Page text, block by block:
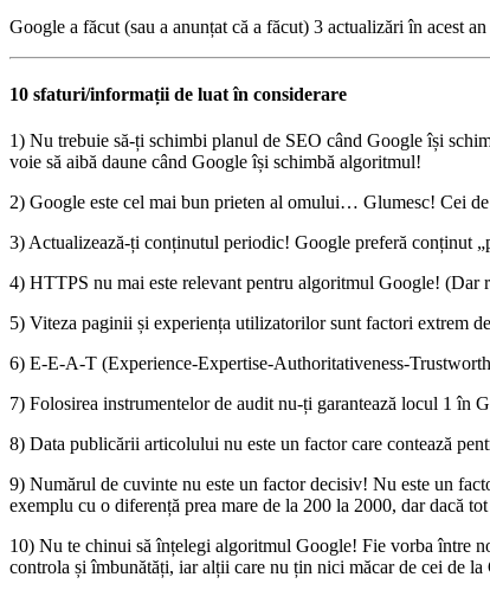
Google a făcut (sau a anunțat că a făcut) 3 actualizări în acest
10 sfaturi/informații de luat în considerare
1) Nu trebuie să-ți schimbi planul de SEO când Google își
voie să aibă daune când Google își schimbă algoritmul!
2) Google este cel mai bun prieten al omului… Glumesc! Cei
3) Actualizează-ți conținutul periodic! Google preferă conținut
4) HTTPS nu mai este relevant pentru algoritmul Google!
5) Viteza paginii și experiența utilizatorilor sunt factori extrem
6) E-E-A-T (Experience-Expertise-Authoritativeness-
7) Folosirea instrumentelor de audit nu-ți garantează locul 1 în
8) Data publicării articolului nu este un factor care contează
9) Numărul de cuvinte nu este un factor decisiv! Nu este un
exemplu cu o diferență prea mare de la 200 la 2000, dar dacă
10) Nu te chinui să înțelegi algoritmul Google! Fie vorba între
controla și îmbunătăți, iar alții care nu țin nici măcar de cei de